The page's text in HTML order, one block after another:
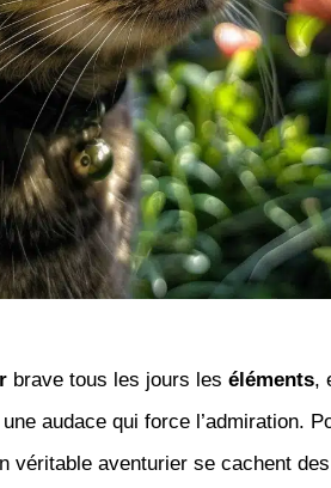
brave tous les jours les éléments,
audace qui force l’admiration.
véritable aventurier se cachent des